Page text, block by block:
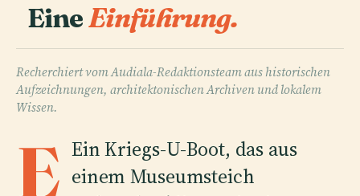
EineEinführung.
Recherchiert vom Audiala-Redaktionsteam aus historischen
Aufzeichnungen, architektonischen Archiven und lokalem
Wissen.
E Ein Kriegs-U-Boot, das aus
einem Museumsteich